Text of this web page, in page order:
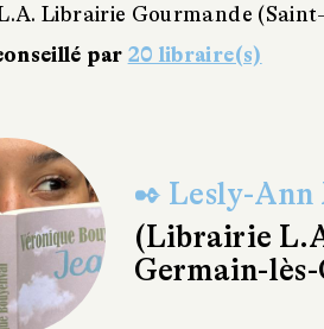
Librairie Gourmande
par 20 libraire(s)
✒ Lesly-Ann
(Librairie
Germain-